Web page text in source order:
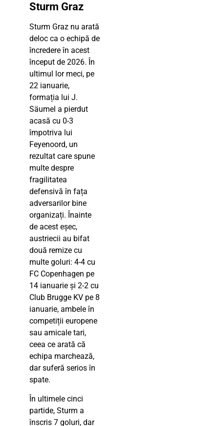
Sturm Graz
Sturm Graz nu arată
deloc ca o echipă de
încredere în acest
început de 2026. În
ultimul lor meci, pe
22 ianuarie,
formația lui J.
Säumel a pierdut
acasă cu 0-3
împotriva lui
Feyenoord, un
rezultat care spune
multe despre
fragilitatea
defensivă în fața
adversarilor bine
organizați. Înainte
de acest eșec,
austriecii au bifat
două remize cu
multe goluri: 4-4 cu
FC Copenhagen pe
14 ianuarie și 2-2 cu
Club Brugge KV pe 8
ianuarie, ambele în
competiții europene
sau amicale tari,
ceea ce arată că
echipa marchează,
dar suferă serios în
spate.
În ultimele cinci
partide, Sturm a
înscris 7 goluri, dar